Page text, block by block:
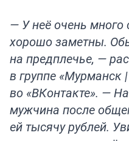
— У неё очень
хорошо заметны.
на предплечье, —
в группе
во «ВКонтакте». —
мужчина после
ей тысячу рублей.